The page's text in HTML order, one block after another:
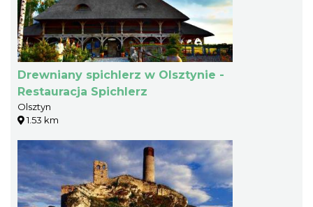
Drewniany spichlerz w Olsztynie -
Restauracja Spichlerz
Olsztyn
1.53 km